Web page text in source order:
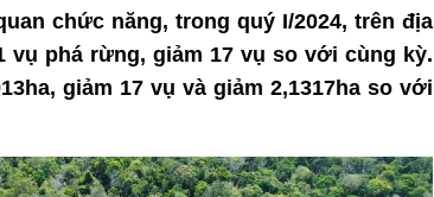
chức năng, trong quý I/2024, trên địa
vụ phá rừng, giảm 17 vụ so với cùng kỳ.
giảm 17 vụ và giảm 2,1317ha so với